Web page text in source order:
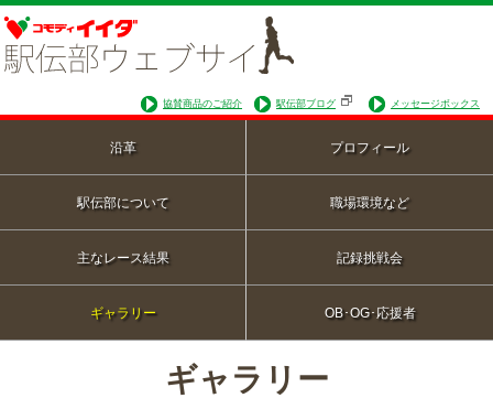
協賛商品のご紹介 駅伝部ブログ メッセージボックス
沿革 プロフィール
駅伝部について 職場環境など
主なレース結果 記録挑戦会
ギャラリー OB･OG･応援者
ギャラリー